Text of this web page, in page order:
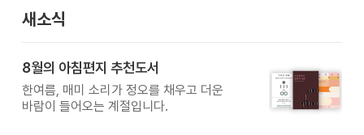
새소식
8월의 아침편지 추천도서
한여름, 매미 소리가 정오를 채우고 더운
바람이 들어오는 계절입니다.